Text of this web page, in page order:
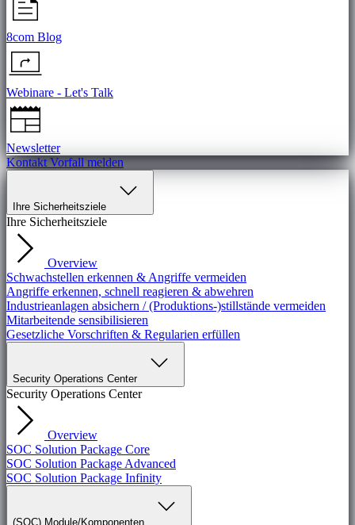
8com Blog
Webinare - Let's Talk
Newsletter
KontaktVorfall melden
Ihre Sicherheitsziele
Ihre Sicherheitsziele
Overview
Schwachstellen erkennen & Angriffe vermeiden
Angriffe erkennen, schnell reagieren & abwehren
Industrieanlagen absichern / (Produktions-)stillstände vermeiden
Mitarbeitende sensibilisieren
Gesetzliche Vorschriften & Regularien erfüllen
Security Operations Center
Security Operations Center
Overview
SOC Solution Package Core
SOC Solution Package Advanced
SOC Solution Package Infinity
(SOC) Module/Komponenten